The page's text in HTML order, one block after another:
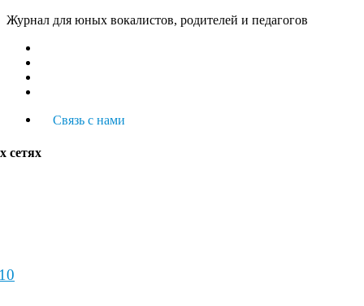
Журнал для юных вокалистов, родителей и педагогов
Связь с нами
сетях